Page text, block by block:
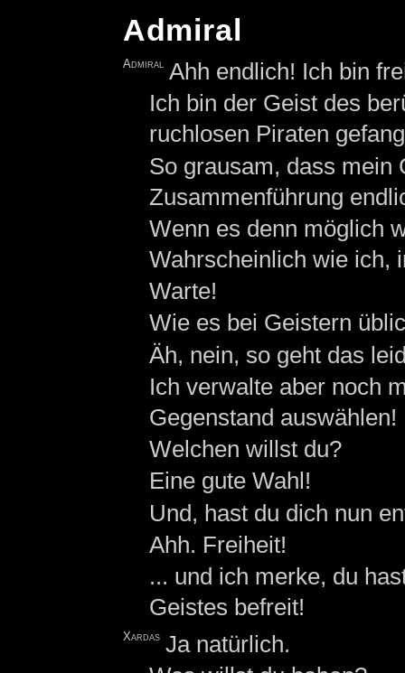
Admiral
Admiral Ahh endlich! Ich bin
Ich bin der Geist des
ruchlosen Piraten
So grausam, dass mein
Zusammenführung
Wenn es denn möglich
Wahrscheinlich wie ich,
Warte!
Wie es bei Geistern
Äh, nein, so geht das
Ich verwalte aber noch
Gegenstand auswählen!
Welchen willst du?
Eine gute Wahl!
Und, hast du dich nun
Ahh. Freiheit!
... und ich merke, du
Geistes befreit!
Xardas Ja natürlich.